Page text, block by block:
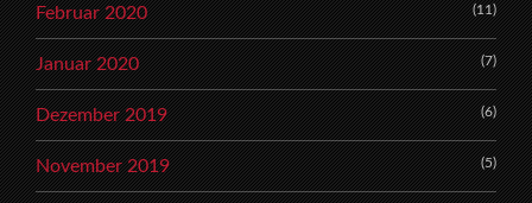
Februar 2020 (11)
Januar 2020 (7)
Dezember 2019 (6)
November 2019 (5)